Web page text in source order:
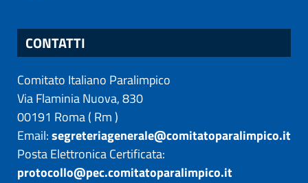
CONTATTI
Comitato Italiano Paralimpico
Via Flaminia Nuova, 830
00191 Roma( Rm)
Email:segreteriagenerale@comitatoparalimpico.it
Posta Elettronica Certificata:
protocollo@pec.comitatoparalimpico.it